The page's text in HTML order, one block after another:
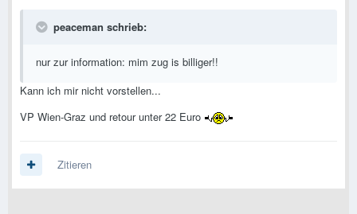
peaceman schrieb:
nur zur information: mim zug is billiger!!
Kann ich mir nicht vorstellen...
VP Wien-Graz und retour unter 22 Euro
Zitieren